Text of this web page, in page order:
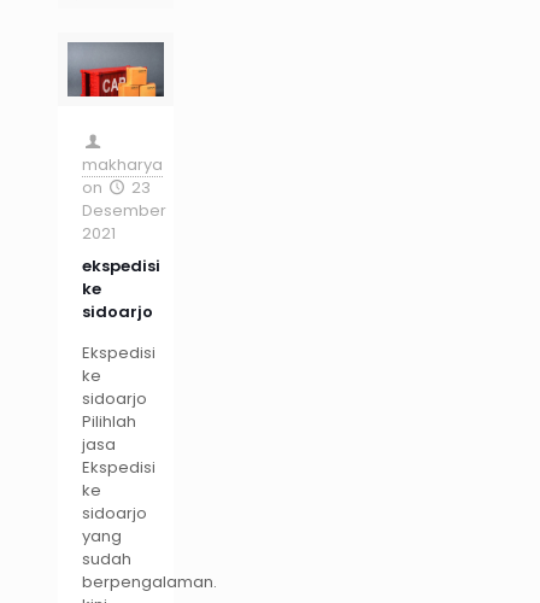
makharya
on
23
Desember
2021
ekspedisi
ke
sidoarjo
Ekspedisi
ke
sidoarjo
Pilihlah
jasa
Ekspedisi
ke
sidoarjo
yang
sudah
berpengalaman.